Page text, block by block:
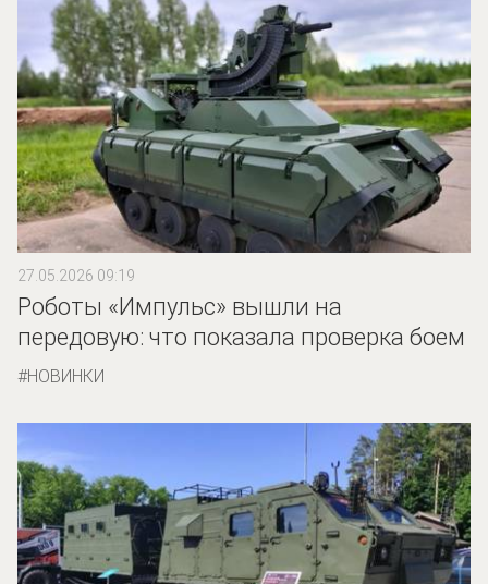
27.05.2026 09:19
Роботы «Импульс» вышли на
передовую: что показала проверка боем
НОВИНКИ